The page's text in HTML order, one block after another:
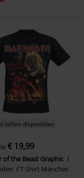
tailles disponibles
€ 19,99
of the Beast Graphic
T-Shirt Manches